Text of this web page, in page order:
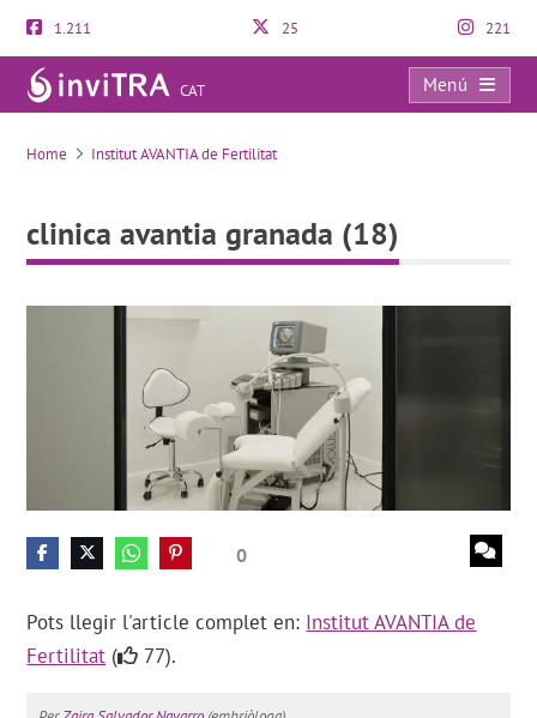
1.211 25 221
CAT
Menú
clinica avantia granada (18)
Home Institut AVANTIA de Fertilitat
clinica avantia granada (18)
0
Pots llegir l'article complet en: Institut AVANTIA de
Fertilitat ( 77).